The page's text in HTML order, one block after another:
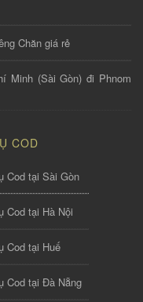
Chăn giá rẻ
Minh (Sài Gòn) đi Phnom
COD
Cod tại Sài Gòn
Cod tại Hà Nội
Cod tại Huế
Cod tại Đà Nẵng